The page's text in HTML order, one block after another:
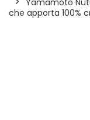
Yamamoto
che apporta 100%